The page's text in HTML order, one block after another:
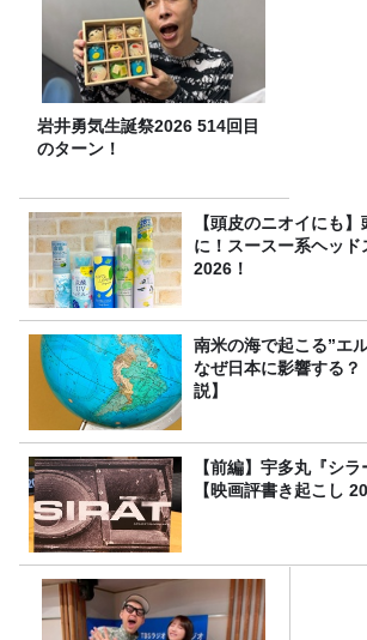
岩井勇気生誕祭2026 514回目
のターン！
【頭皮のニオイにも
に！スースー系ヘッ
2026！
南米の海で起こる”エ
なぜ日本に影響する
説】
【前編】宇多丸『シラ
【映画評書き起こし